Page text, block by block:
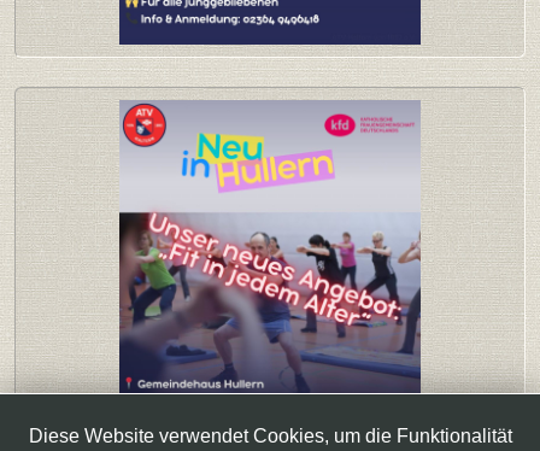
Diese Website verwendet Cookies, um die Funktionalität